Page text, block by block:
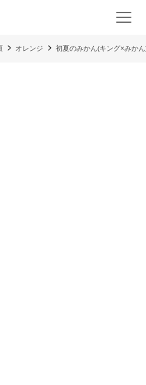
オレンジ 初夏のみかん(キング×みか